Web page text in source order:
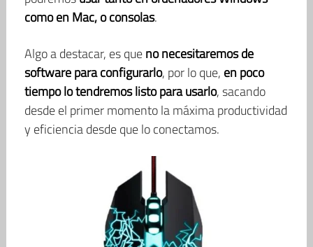
como en Mac, o consolas.
Algo a destacar, es queno necesitaremos de
software para configurarlo, por lo que, en poco
tiempo lo tendremos listo para usarlo, sacando
desde el primer momento la máxima productividad
y eficiencia desde que lo conectamos.